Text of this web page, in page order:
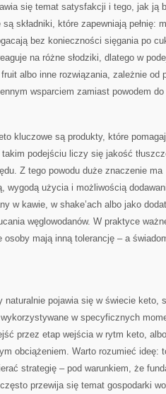
się temat satysfakcji i tego, jak ją
składniki, które zapewniają pełnię:
bez konieczności sięgania po
na różne słodziki, dlatego w
albo inne rozwiązania, zależnie od
wsparciem zamiast powodem
kluczowe są produkty, które
podejściu liczy się jakość
Z tego powodu duże znaczenie
wygodą użycia i możliwością
w kawie, w shake’ach albo jako
węglowodanów. W praktyce
osoby mają inną tolerancję – a
naturalnie pojawia się w świecie keto,
w specyficznych
przez etap wejścia w rytm keto,
obciążeniem. Warto rozumieć ideę:
strategię – pod warunkiem, że
przewija się temat gospodarki